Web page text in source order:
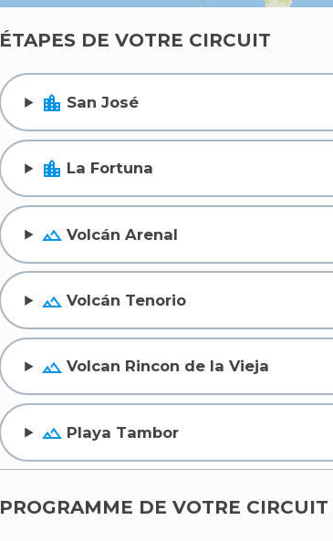
ÉTAPES DE VOTRE CIRCUIT
location_city San José
location_city La Fortuna
terrain Volcán Arenal
terrain Volcán Tenorio
terrain Volcan Rincon de la Vieja
terrain Playa Tambor
PROGRAMME DE VOTRE CIRCUIT